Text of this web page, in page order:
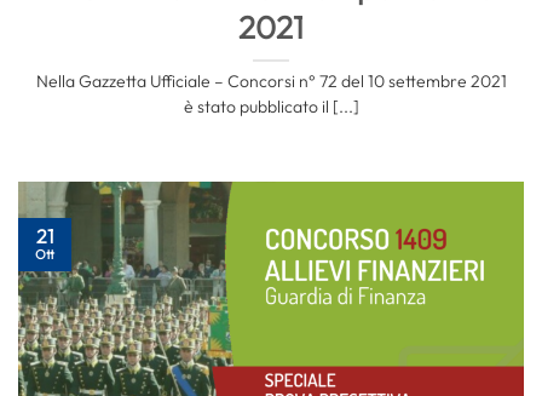
2021
Nella Gazzetta Ufficiale – Concorsi n° 72 del 10 settembre 2021
è stato pubblicato il [...]
21
Ott